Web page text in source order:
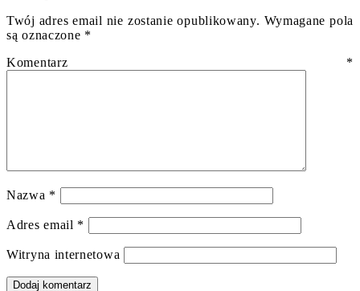
Twój adres email nie zostanie opublikowany. Wymagane pola
są oznaczone *
Komentarz *
Nazwa *
Adres email *
Witryna internetowa